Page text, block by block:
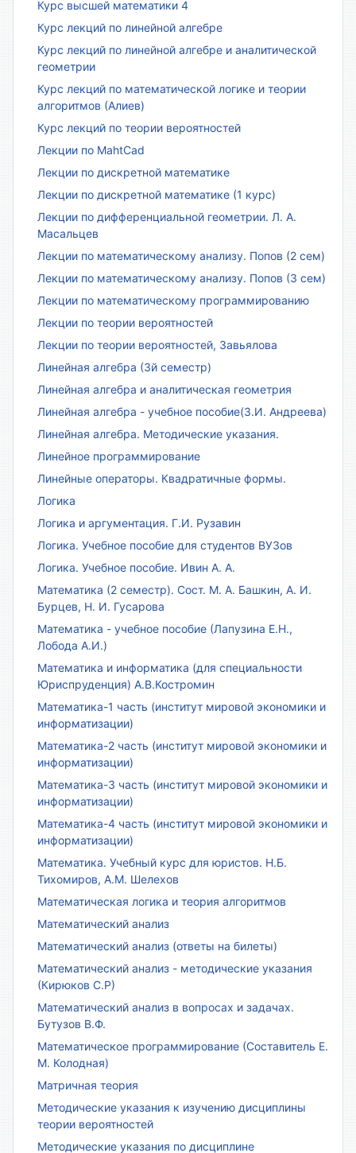
Курс высшей математики 4
Курс лекций по линейной алгебре
Курс лекций по линейной алгебре и аналитической
геометрии
Курс лекций по математической логике и теории
алгоритмов (Алиев)
Курс лекций по теории вероятностей
Лекции по MahtCad
Лекции по дискретной математике
Лекции по дискретной математике (1 курс)
Лекции по дифференциальной геометрии. Л. А.
Масальцев
Лекции по математическому анализу. Попов (2 сем)
Лекции по математическому анализу. Попов (3 сем)
Лекции по математическому программированию
Лекции по теории вероятностей
Лекции по теории вероятностей, Завьялова
Линейная алгебра (3й семестр)
Линейная алгебра и аналитическая геометрия
Линейная алгебра - учебное пособие(З.И. Андреева)
Линейная алгебра. Методические указания.
Линейное программирование
Линейные операторы. Квадратичные формы.
Логика
Логика и аргументация. Г.И. Рузавин
Логика. Учебное пособие для студентов ВУЗов
Логика. Учебное пособие. Ивин А. А.
Математика (2 семестр). Сост. М. А. Башкин, А. И.
Бурцев, Н. И. Гусарова
Математика - учебное пособие (Лапузина Е.Н.,
Лобода А.И.)
Математика и информатика (для специальности
Юриспруденция) А.В.Костромин
Математика-1 часть (институт мировой экономики и
информатизации)
Математика-2 часть (институт мировой экономики и
информатизации)
Математика-3 часть (институт мировой экономики и
информатизации)
Математика-4 часть (институт мировой экономики и
информатизации)
Математика. Учебный курс для юристов. Н.Б.
Тихомиров, А.М. Шелехов
Математическая логика и теория алгоритмов
Математический анализ
Математический анализ (ответы на билеты)
Математический анализ - методические указания
(Кирюков С.Р)
Математический анализ в вопросах и задачах.
Бутузов В.Ф.
Математическое программирование (Составитель Е.
М. Колодная)
Матричная теория
Методические указания к изучению дисциплины
теории вероятностей
Методические указания по дисциплине